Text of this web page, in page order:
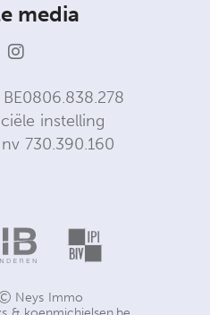
media
instelling
730.390.160
Neys Immo